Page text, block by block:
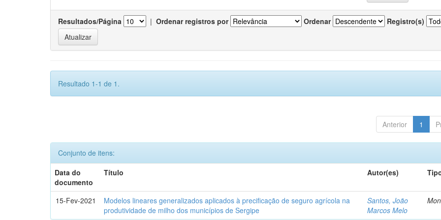
Resultados/Página | Ordenar registros por Ordenar Registro(s)
Resultado 1-1 de 1.
Anterior 1
Conjunto de itens:
Data do
documento
Título Autor(es)
15-Fev-2021
Modelos lineares generalizados aplicados à precificação de seguro agrícola na
produtividade de milho dos municípios de Sergipe
Santos, João
Marcos Melo